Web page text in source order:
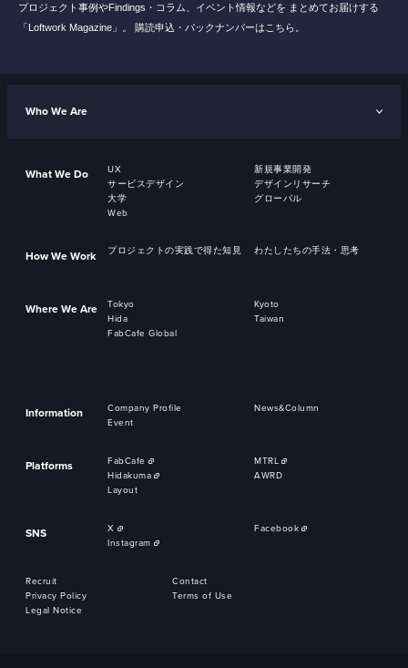
プロジェクト事例やFindings・コラム、イベント情報などを まとめてお届けする
「Loftwork Magazine」。
購読申込・バックナンバーはこちら。
Who We Are
What We Do UX
新規事業開発
サービスデザイン
デザインリサーチ
大学
グローバル
Web
How We Work プロジェクトの実践で得た知見 わたしたちの手法・思考
Where We Are Tokyo
Kyoto
Hida
Taiwan
FabCafe Global
Information Company Profile
News&Column
Event
Platforms FabCafe
MTRL
Hidakuma
AWRD
Layout
SNS X
Facebook
Instagram
Recruit
Contact
Privacy Policy
Terms of Use
Legal Notice